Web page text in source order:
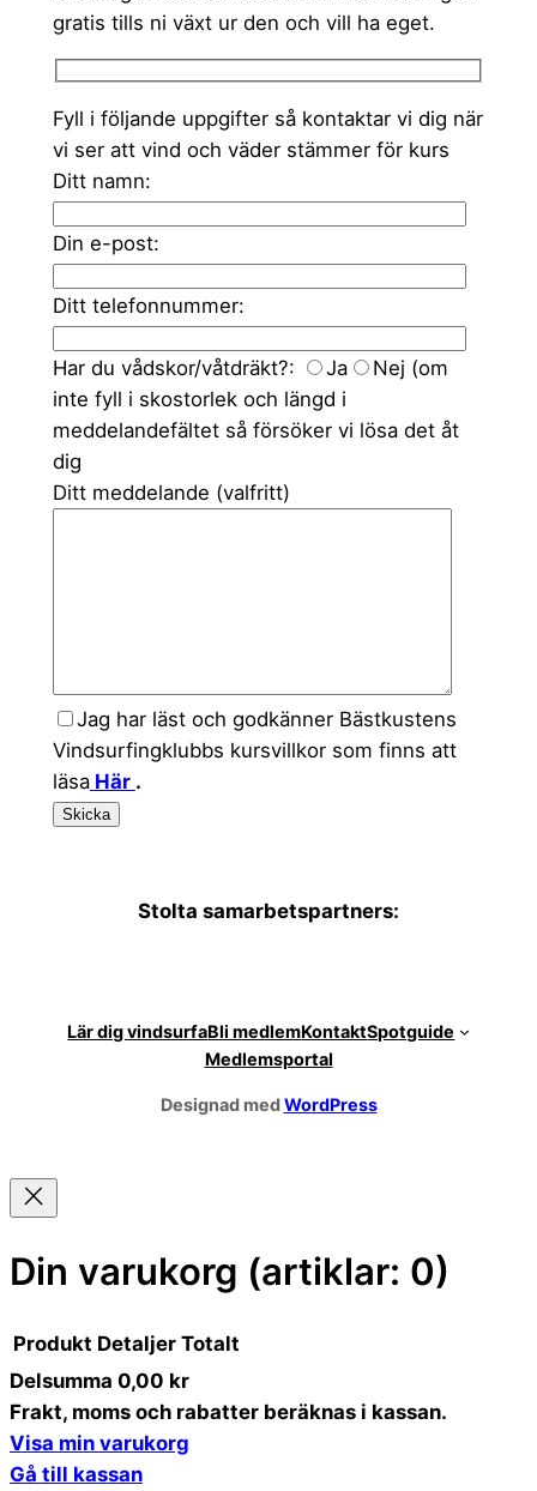
gratis tills ni växt ur den och vill ha eget.
Fyll i följande uppgifter så kontaktar vi dig när
vi ser att vind och väder stämmer för kurs
Ditt namn:
Din e-post:
Ditt telefonnummer:
Har du vådskor/våtdräkt?: Ja Nej (om
inte fyll i skostorlek och längd i
meddelandefältet så försöker vi lösa det åt
dig
Ditt meddelande (valfritt)
Jag har läst och godkänner Bästkustens
Vindsurfingklubbs kursvillkor som finns att
läsaHär .
Stolta samarbetspartners:
Lär dig vindsurfaBli medlemKontaktSpotguide
Medlemsportal
Designad medWordPress
Din varukorg (artiklar: 0)
Produkter
i
Produkt Detaljer Totalt
Delsumma 0,00 kr
Frakt, moms och rabatter beräknas i kassan.
Visa min varukorg
Gå till kassan